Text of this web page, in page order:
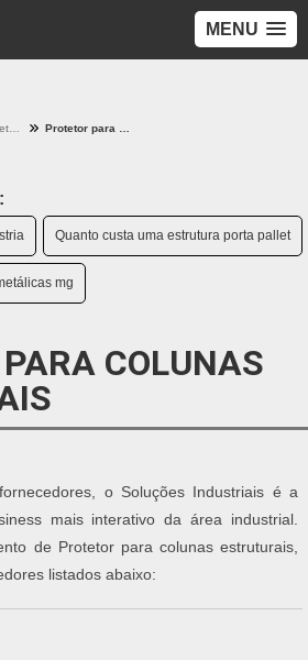
MENU
Quanto custa uma estrutura porta pallet
mg
COLUNAS
o Soluções Industriais é a
mais interativo da área industrial.
de Protetor para colunas estruturais,
listados abaixo: